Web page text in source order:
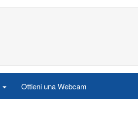
Ottieni una Webcam